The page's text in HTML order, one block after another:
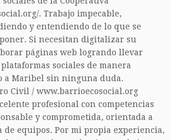
. Trabajo impecable,
y entendiendo de lo que se
Si necesitan digitalizar su
páginas web logrando llevar
sociales de manera
a Maribel sin ninguna duda.
Civil / www.barrioecosocial.org
profesional con competencias
y comprometida, orientada a
de equipos. Por mi propia experiencia,